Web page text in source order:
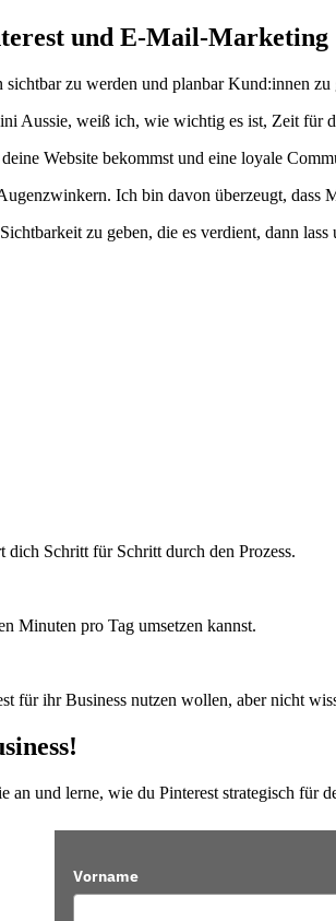
und E-Mail-Marketing
zu werden und planbar Kund:innen
Aussie, weiß ich, wie wichtig es ist, Zeit für
Website bekommst und eine loyale
Ich bin davon überzeugt,
zu geben, die es verdient, dann lass
Schritt für Schritt durch den Prozess.
Minuten pro Tag umsetzen kannst.
für ihr Business nutzen wollen, aber nicht
und lerne, wie du Pinterest strategisch für
Vorname